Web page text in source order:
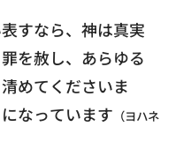
すなら、神は真実
を赦し、あらゆる
めてくださいま
なっています （ヨハネ